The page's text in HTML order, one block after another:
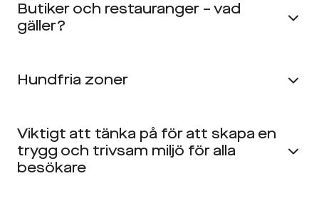
Butiker och restauranger – vad
gäller?
Hundfria zoner
Viktigt att tänka på för att skapa en
trygg och trivsam miljö för alla
besökare